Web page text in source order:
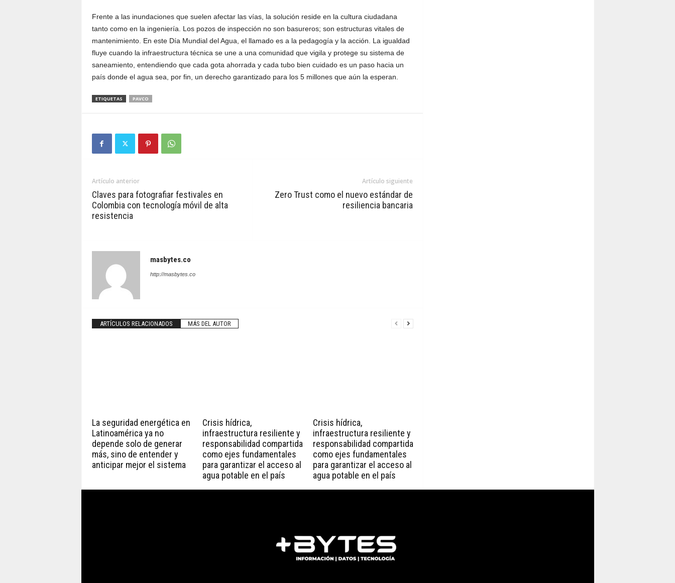
Frente a las inundaciones que suelen afectar las vías, la solución reside en la cultura ciudadana
tanto como en la ingeniería. Los pozos de inspección no son basureros; son estructuras vitales de
mantenimiento. En este Día Mundial del Agua, el llamado es a la pedagogía y la acción. La igualdad
fluye cuando la infraestructura técnica se une a una comunidad que vigila y protege su sistema de
saneamiento, entendiendo que cada gota ahorrada y cada tubo bien cuidado es un paso hacia un
país donde el agua sea, por fin, un derecho garantizado para los 5 millones que aún la esperan.
ETIQUETAS PAVCO
Artículo anterior
Claves para fotografiar festivales en
Colombia con tecnología móvil de alta
resistencia
Artículo siguiente
Zero Trust como el nuevo estándar de
resiliencia bancaria
masbytes.co
http://masbytes.co
ARTÍCULOS RELACIONADOS MÁS DEL AUTOR
La seguridad energética en
Latinoamérica ya no
depende solo de generar
más, sino de entender y
anticipar mejor el sistema
Crisis hídrica,
infraestructura resiliente y
responsabilidad compartida
como ejes fundamentales
para garantizar el acceso al
agua potable en el país
Crisis hídrica,
infraestructura resiliente y
responsabilidad compartida
como ejes fundamentales
para garantizar el acceso al
agua potable en el país